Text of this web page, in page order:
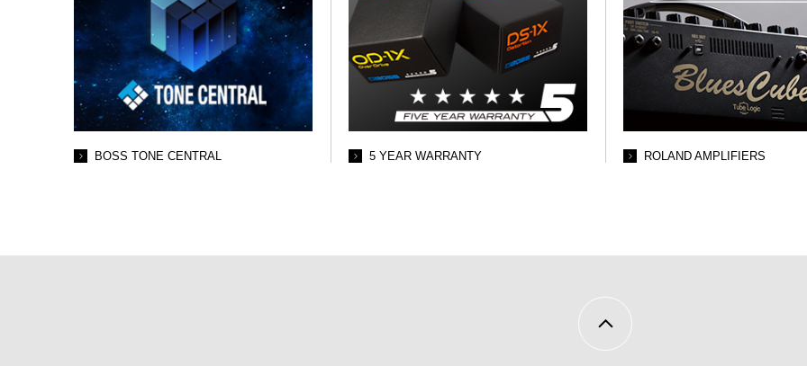
BOSS TONE CENTRAL 5 YEAR WARRANTY ROLAND AMPLIFIERS